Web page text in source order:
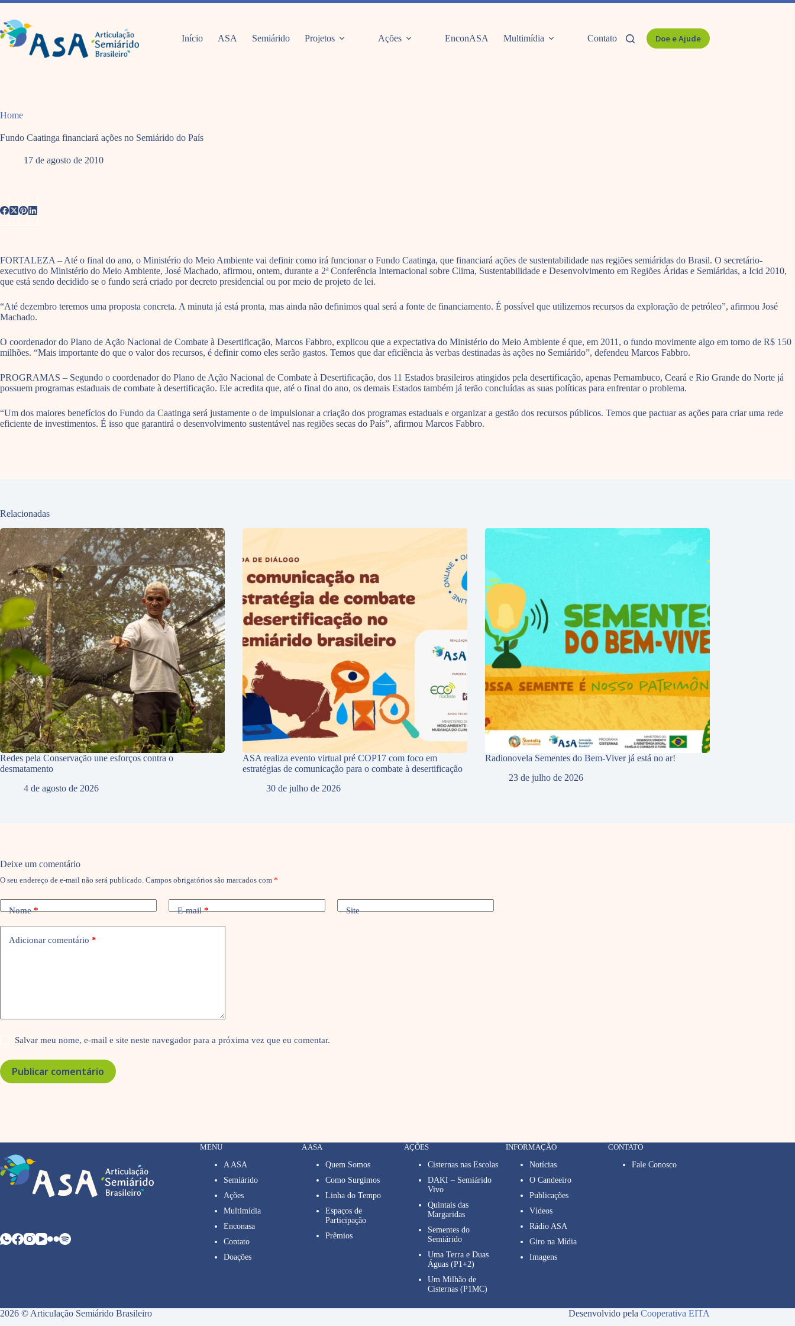
Pular
o
conteúdo
Início ASA Semiárido Projetos Ações EnconASA Multimídia Contato Doe e Ajude
Home
Fundo Caatinga financiará ações no Semiárido do País
17 de agosto de 2010
FORTALEZA – Até o final do ano, o Ministério do Meio Ambiente vai definir como irá funcionar o Fundo Caatinga, que financiará ações de sustentabilidade nas regiões semiáridas do Brasil. O secretário-
executivo do Ministério do Meio Ambiente, José Machado, afirmou, ontem, durante a 2ª Conferência Internacional sobre Clima, Sustentabilidade e Desenvolvimento em Regiões Áridas e Semiáridas, a Icid 2010,
que está sendo decidido se o fundo será criado por decreto presidencial ou por meio de projeto de lei.
“Até dezembro teremos uma proposta concreta. A minuta já está pronta, mas ainda não definimos qual será a fonte de financiamento. É possível que utilizemos recursos da exploração de petróleo”, afirmou José
Machado.
O coordenador do Plano de Ação Nacional de Combate à Desertificação, Marcos Fabbro, explicou que a expectativa do Ministério do Meio Ambiente é que, em 2011, o fundo movimente algo em torno de R$ 150
milhões. “Mais importante do que o valor dos recursos, é definir como eles serão gastos. Temos que dar eficiência às verbas destinadas às ações no Semiárido”, defendeu Marcos Fabbro.
PROGRAMAS – Segundo o coordenador do Plano de Ação Nacional de Combate à Desertificação, dos 11 Estados brasileiros atingidos pela desertificação, apenas Pernambuco, Ceará e Rio Grande do Norte já
possuem programas estaduais de combate à desertificação. Ele acredita que, até o final do ano, os demais Estados também já terão concluídas as suas políticas para enfrentar o problema.
“Um dos maiores benefícios do Fundo da Caatinga será justamente o de impulsionar a criação dos programas estaduais e organizar a gestão dos recursos públicos. Temos que pactuar as ações para criar uma rede
eficiente de investimentos. É isso que garantirá o desenvolvimento sustentável nas regiões secas do País”, afirmou Marcos Fabbro.
Relacionadas
Redes pela Conservação une esforços contra o
desmatamento
4 de agosto de 2026
ASA realiza evento virtual pré COP17 com foco em
estratégias de comunicação para o combate à desertificação
30 de julho de 2026
Radionovela Sementes do Bem-Viver já está no ar!
23 de julho de 2026
Deixe um comentário
O seu endereço de e-mail não será publicado. Campos obrigatórios são marcados com *
Nome* E-mail* Site
Adicionar comentário *
Salvar meu nome, e-mail e site neste navegador para a próxima vez que eu comentar.
Publicar comentário
MENU
A ASA
Semiárido
Ações
Multimídia
Enconasa
Contato
Doações
A ASA
Quem Somos
Como Surgimos
Linha do Tempo
Espaços de
Participação
Prêmios
AÇÕES
Cisternas nas Escolas
DAKI – Semiárido
Vivo
Quintais das
Margaridas
Sementes do
Semiárido
Uma Terra e Duas
Águas (P1+2)
Um Milhão de
Cisternas (P1MC)
INFORMAÇÃO
Notícias
O Candeeiro
Publicações
Vídeos
Rádio ASA
Giro na Mídia
Imagens
CONTATO
Fale Conosco
2026 © Articulação Semiárido Brasileiro Desenvolvido pela Cooperativa EITA